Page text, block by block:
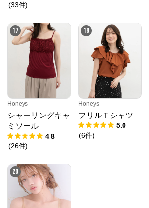
(33件)
17
Honeys
シャーリングキャ
ミソール
4.8
(26件)
18
Honeys
フリルＴシャツ
5.0
(6件)
20